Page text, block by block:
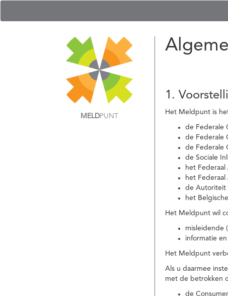
MELDPUNT
1.
Het Meldpunt is
de Federale
de Federale
de Federale
de Sociale
het
het
de Autoriteit
het
Het Meldpunt wil
misleidende
informatie
Het Meldpunt
Als u daarmee
met de betrokken
de